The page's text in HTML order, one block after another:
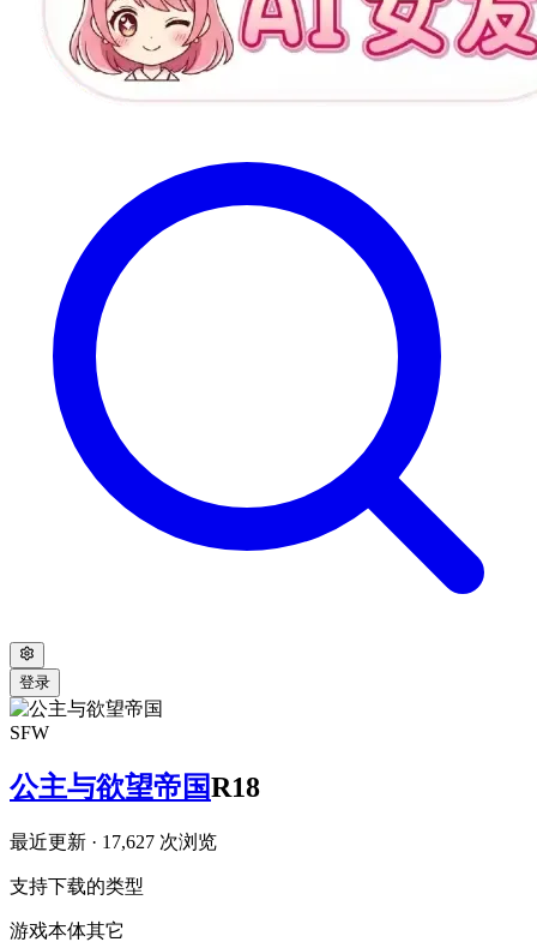
登录
SFW
公主与欲望帝国R18
最近更新 · 17,627 次浏览
支持下载的类型
游戏本体其它